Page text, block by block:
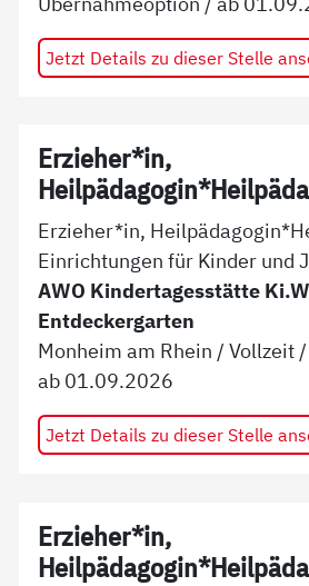
Jetzt Details zu dieser Stelle
Erzieher*in,
Erzieher*in,
Einrichtungen für Kinder und
AWO Kindertagesstätte
Entdeckergarten
Monheim am Rhein /Vollzeit /
ab 01.09.2026
Jetzt Details zu dieser Stelle
Erzieher*in,